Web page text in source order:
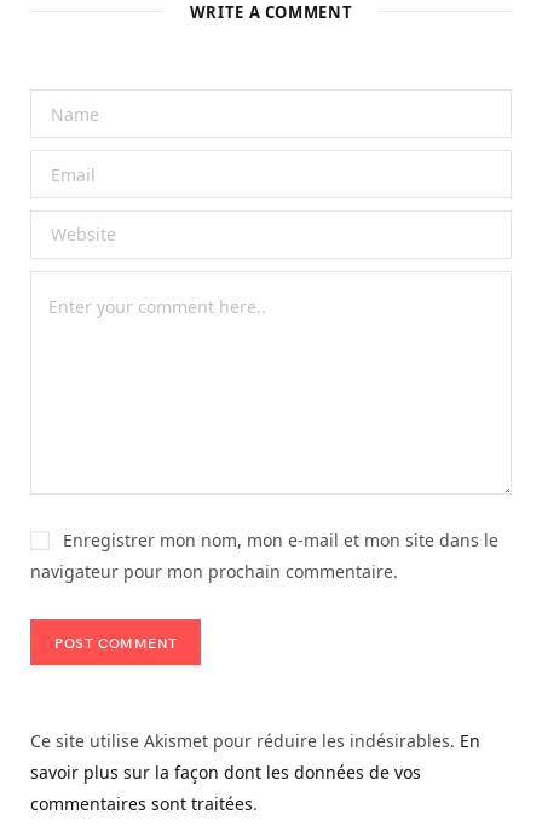
WRITE A COMMENT
Enregistrer mon nom, mon e-mail et mon site dans le
navigateur pour mon prochain commentaire.
Ce site utilise Akismet pour réduire les indésirables. En
savoir plus sur la façon dont les données de vos
commentaires sont traitées.